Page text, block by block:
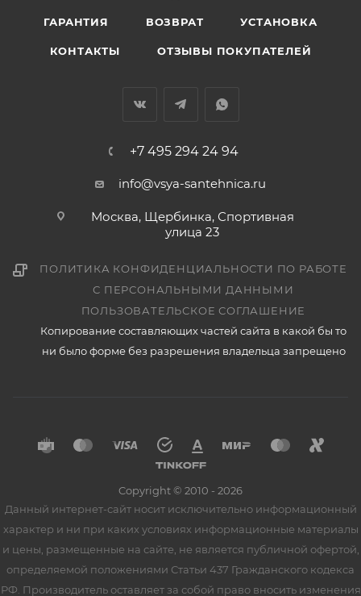
ГАРАНТИЯ ВОЗВРАТ УСТАНОВКА
КОНТАКТЫ ОТЗЫВЫ ПОКУПАТЕЛЕЙ
+7 495 294 24 94
info@vsya-santehnica.ru
Москва, Щербинка, Спортивная
улица 23
ПОЛИТИКА КОНФИДЕНЦИАЛЬНОСТИ ПО РАБОТЕ
С ПЕРСОНАЛЬНЫМИ ДАННЫМИ
ПОЛЬЗОВАТЕЛЬСКОЕ СОГЛАШЕНИЕ
Копирование составляющих частей сайта в какой бы то
ни было форме без разрешения владельца запрещено
Copyright © 2010 - 2026
Данный интернет-сайт носит исключительно информационный
характер и ни при каких условиях информационные материалы
и цены, размещенные на сайте, не является публичной офертой,
определяемой положениями Статьи 437 Гражданского кодекса
РФ. Производитель оставляет за собой право вносить изменения